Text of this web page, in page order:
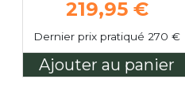
Prix de base
219,95 €
Dernier prix pratiqué 270 €
Ajouter au panier